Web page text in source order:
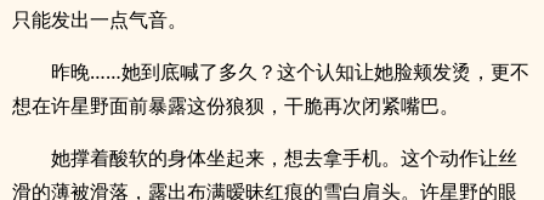
只能发出一点气音。
昨晚……她到底喊了多久？这个认知让她脸颊发烫，更不
想在许星野面前暴露这份狼狈，干脆再次闭紧嘴巴。
她撑着酸软的身体坐起来，想去拿手机。这个动作让丝
滑的薄被滑落，露出布满暧昧红痕的雪白肩头。许星野的眼